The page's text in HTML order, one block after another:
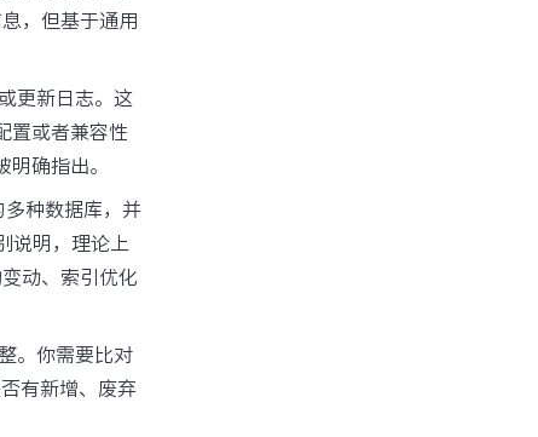
，但基于通用
更新日志。这
置或者兼容性
确指出。
多种数据库，并
说明，理论上
动、索引优化
。你需要比对
有新增、废弃